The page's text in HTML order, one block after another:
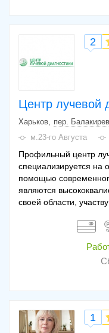
Центр лучевой
2
Харьков
пер.
м.23-го Августа
Профильный центр
специализируется на
помощью
являются
своей области,
1